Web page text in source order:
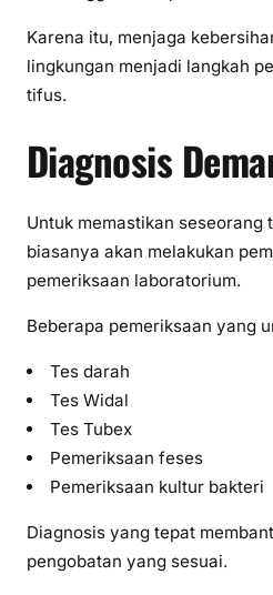
Karena itu, menjaga
lingkungan menjadi langkah
tifus.
Diagnosis
Untuk memastikan seseorang
biasanya akan melakukan
pemeriksaan laboratorium.
Beberapa pemeriksaan yang
Tes darah
Tes Widal
Tes Tubex
Pemeriksaan feses
Pemeriksaan kultur bakteri
Diagnosis yang tepat
pengobatan yang sesuai.